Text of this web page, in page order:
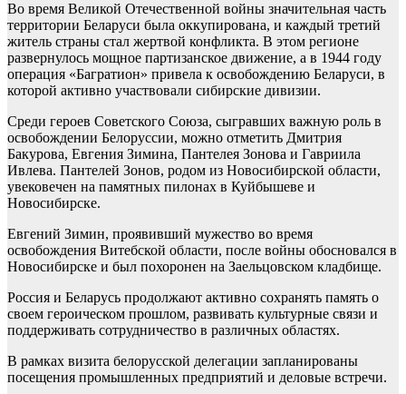
Во время Великой Отечественной войны значительная часть
территории Беларуси была оккупирована, и каждый третий
житель страны стал жертвой конфликта. В этом регионе
развернулось мощное партизанское движение, а в 1944 году
операция «Багратион» привела к освобождению Беларуси, в
которой активно участвовали сибирские дивизии.
Среди героев Советского Союза, сыгравших важную роль в
освобождении Белоруссии, можно отметить Дмитрия
Бакурова, Евгения Зимина, Пантелея Зонова и Гавриила
Ивлева. Пантелей Зонов, родом из Новосибирской области,
увековечен на памятных пилонах в Куйбышеве и
Новосибирске.
Евгений Зимин, проявивший мужество во время
освобождения Витебской области, после войны обосновался в
Новосибирске и был похоронен на Заельцовском кладбище.
Россия и Беларусь продолжают активно сохранять память о
своем героическом прошлом, развивать культурные связи и
поддерживать сотрудничество в различных областях.
В рамках визита белорусской делегации запланированы
посещения промышленных предприятий и деловые встречи.